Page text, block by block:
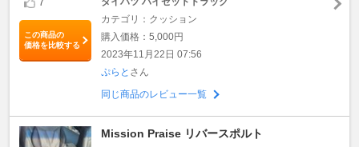
この商品の
価格を比較する
カテゴリ：クッション
購入価格：5,000円
2023年11月22日 07:56
ぷらと さん
同じ商品のレビュー一覧
Mission Praise リバースポルト